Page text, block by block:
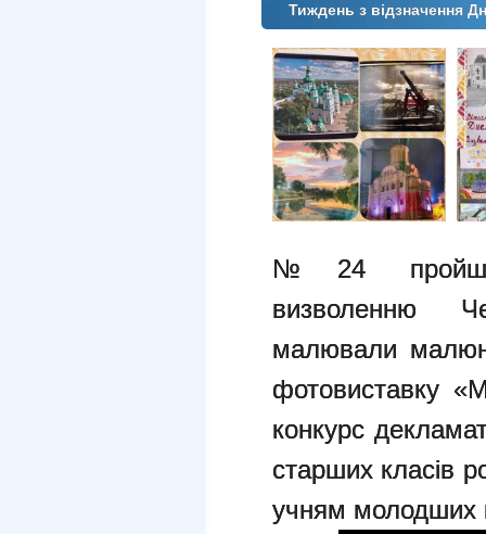
Тиждень з відзначення
№24
визволенню
малювали
фотовиставку
конкурс
старших класів
учням молодших